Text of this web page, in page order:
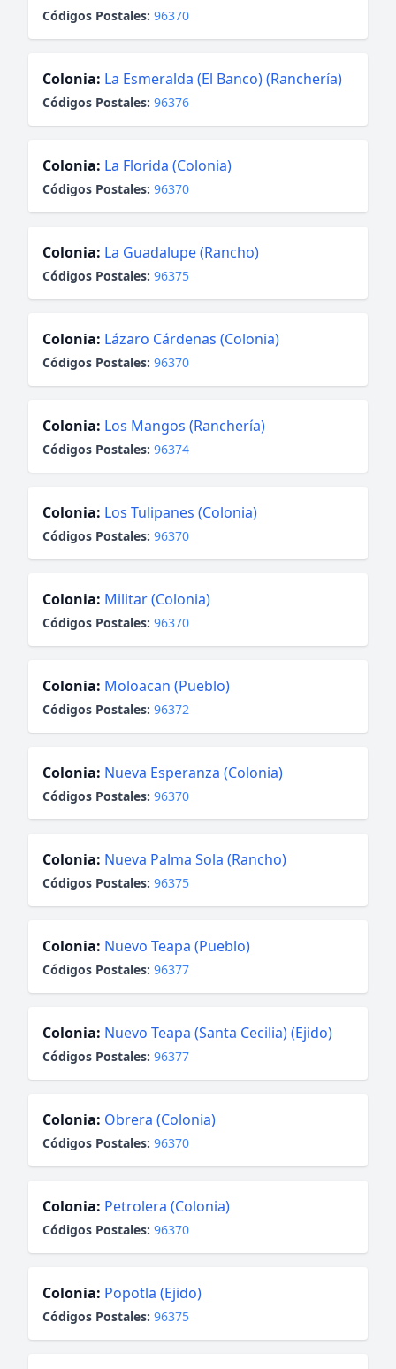
Códigos Postales: 96370
Colonia: La Esmeralda (El Banco) (Ranchería)
Códigos Postales: 96376
Colonia: La Florida (Colonia)
Códigos Postales: 96370
Colonia: La Guadalupe (Rancho)
Códigos Postales: 96375
Colonia: Lázaro Cárdenas (Colonia)
Códigos Postales: 96370
Colonia: Los Mangos (Ranchería)
Códigos Postales: 96374
Colonia: Los Tulipanes (Colonia)
Códigos Postales: 96370
Colonia: Militar (Colonia)
Códigos Postales: 96370
Colonia: Moloacan (Pueblo)
Códigos Postales: 96372
Colonia: Nueva Esperanza (Colonia)
Códigos Postales: 96370
Colonia: Nueva Palma Sola (Rancho)
Códigos Postales: 96375
Colonia: Nuevo Teapa (Pueblo)
Códigos Postales: 96377
Colonia: Nuevo Teapa (Santa Cecilia) (Ejido)
Códigos Postales: 96377
Colonia: Obrera (Colonia)
Códigos Postales: 96370
Colonia: Petrolera (Colonia)
Códigos Postales: 96370
Colonia: Popotla (Ejido)
Códigos Postales: 96375